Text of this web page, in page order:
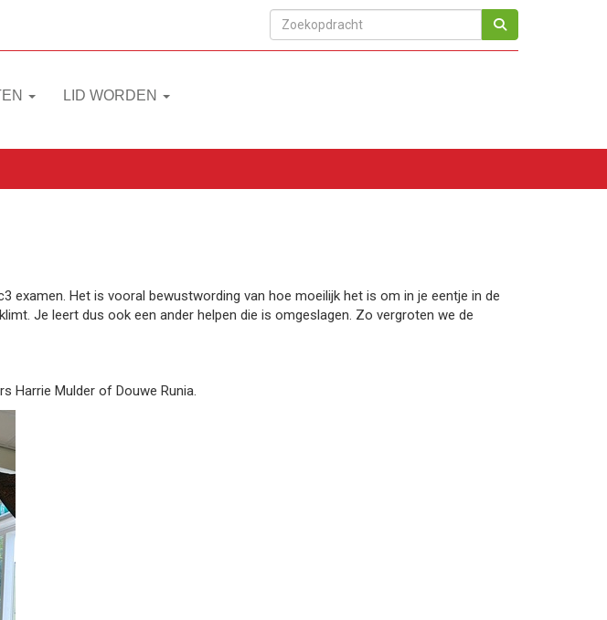
LID WORDEN
Het is vooral bewustwording van hoe moeilijk het is om in je eentje in de
Je leert dus ook een ander helpen die is omgeslagen. Zo vergroten we de
Harrie Mulder of Douwe Runia.